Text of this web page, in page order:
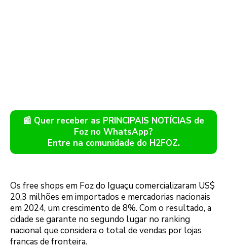
📰 Quer receber as PRINCIPAIS NOTÍCIAS de
Foz no WhatsApp?
Entre na comunidade do H2FOZ.
Os free shops em Foz do Iguaçu comercializaram US$
20,3 milhões em importados e mercadorias nacionais
em 2024, um crescimento de 8%. Com o resultado, a
cidade se garante no segundo lugar no ranking
nacional que considera o total de vendas por lojas
francas de fronteira.